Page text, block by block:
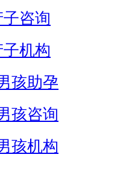
咨询
机构
孩助孕
孩咨询
孩机构